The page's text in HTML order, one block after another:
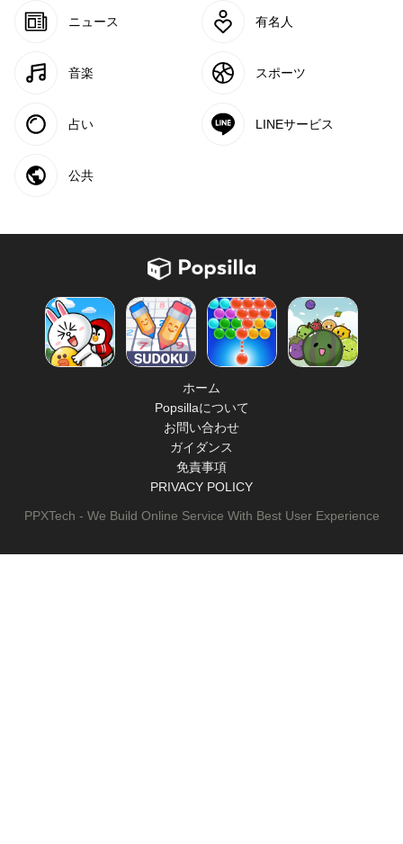
ニュース 有名人
音楽 スポーツ
占い LINEサービス
公共
ホーム
Popsillaについて
お問い合わせ
ガイダンス
免責事項
PRIVACY POLICY
PPXTech - We Build Online Service With Best User Experience